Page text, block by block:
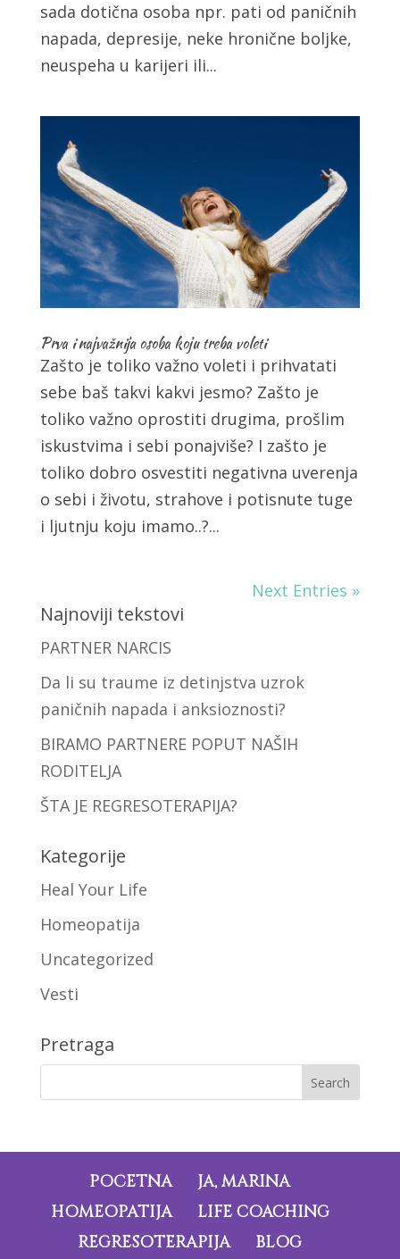
sada dotična osoba npr. pati od paničnih
napada, depresije, neke hronične boljke,
neuspeha u karijeri ili...
Prva i najvažnija osoba koju treba voleti
Zašto je toliko važno voleti i prihvatati
sebe baš takvi kakvi jesmo? Zašto je
toliko važno oprostiti drugima, prošlim
iskustvima i sebi ponajviše? I zašto je
toliko dobro osvestiti negativna uverenja
o sebi i životu, strahove i potisnute tuge
i ljutnju koju imamo..?...
Next Entries »
Najnoviji tekstovi
PARTNER NARCIS
Da li su traume iz detinjstva uzrok
paničnih napada i anksioznosti?
BIRAMO PARTNERE POPUT NAŠIH
RODITELJA
ŠTA JE REGRESOTERAPIJA?
Kategorije
Heal Your Life
Homeopatija
Uncategorized
Vesti
Pretraga
POČETNA
JA, MARINA
HOMEOPATIJA
LIFE COACHING
REGRESOTERAPIJA
BLOG